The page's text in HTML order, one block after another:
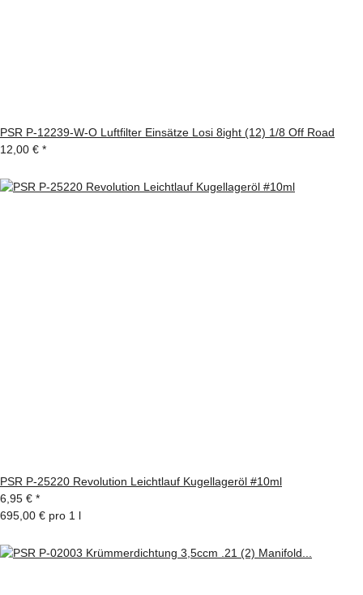
PSR P-12239-W-O Luftfilter Einsätze Losi 8ight (12) 1/8 Off Road
12,00 € *
PSR P-25220 Revolution Leichtlauf Kugellageröl #10ml
6,95 € *
695,00 € pro 1 l